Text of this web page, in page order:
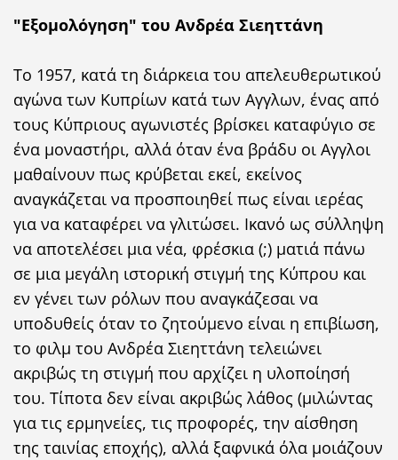
"Εξομολόγηση" του Ανδρέα Σιεηττάνη
Το 1957, κατά τη διάρκεια του απελευθερωτικού
αγώνα των Κυπρίων κατά των Αγγλων, ένας από
τους Κύπριους αγωνιστές βρίσκει καταφύγιο σε
ένα μοναστήρι, αλλά όταν ένα βράδυ οι Αγγλοι
μαθαίνουν πως κρύβεται εκεί, εκείνος
αναγκάζεται να προσποιηθεί πως είναι ιερέας
για να καταφέρει να γλιτώσει. Ικανό ως σύλληψη
να αποτελέσει μια νέα, φρέσκια (;) ματιά πάνω
σε μια μεγάλη ιστορική στιγμή της Κύπρου και
εν γένει των ρόλων που αναγκάζεσαι να
υποδυθείς όταν το ζητούμενο είναι η επιβίωση,
το φιλμ του Ανδρέα Σιεηττάνη τελειώνει
ακριβώς τη στιγμή που αρχίζει η υλοποίησή
του. Τίποτα δεν είναι ακριβώς λάθος (μιλώντας
για τις ερμηνείες, τις προφορές, την αίσθηση
της ταινίας εποχής), αλλά ξαφνικά όλα μοιάζουν